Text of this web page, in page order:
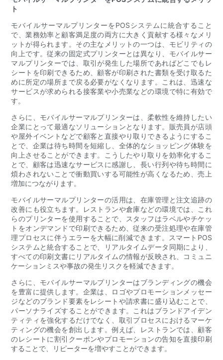
ト
モバイルサーマルプリンターをPOSシステムに統合すること
で、業務効率と顧客満足度の両方に大きく貢献する様々なメリ
ットが得られます。その主なメリットの一つは、モビリティの
向上です。従来の固定式プリンターとは異なり、モバイルサー
マルプリンターでは、取引が発生した場所であればどこでもレ
シートを印刷できるため、顧客が印刷された書類を受け取るた
めに所定の場所まで戻る必要がなくなります。これは、迅速な
サービスが求められる接客業や小売業などの環境で特に有効で
す。
さらに、モバイルサーマルプリンターは、柔軟性を維持したい
企業にとって最適なソリューションとなります。販売員が店頭
や屋外イベントなどで顧客と直接やり取りできるようにするこ
とで、企業は待ち時間を短縮し、全体的なショッピング体験を
向上させることができます。こうしたやり取りを効率化するこ
とで、顧客は迅速なサービスに感謝し、長い行列や待ち時間に
煩わされないことで衝動買いする可能性が高くなるため、売上
増加につながります。
モバイルサーマルプリンターの活用は、在庫管理と注文追跡の
改善にも役立ちます。レストランや倉庫などの環境では、これ
らのプリンターを使用することで、スタッフはラベルやチケッ
トをオンデマンドで印刷できるため、従来の受注処理や在庫管
理プロセスに伴うエラーを大幅に削減できます。スマートPOS
システムと統合することで、リアルタイムデータ同期により、
すべての印刷文書にリアルタイムの情報が反映され、コミュニ
ケーションミスや事故の発生リスクを軽減できます。
さらに、モバイルサーマルプリンターはブランディングの機会
を豊富に提供します。企業は、ロゴやプロモーションメッセー
ジなどのブランド要素をレシートや請求書に盛り込むことで、
パーソナライズすることができます。これはブランドアイデン
ティティを強化するだけでなく、取引プロセスにおけるマーケ
ティングの機会を創出します。例えば、レストランでは、顧客
のレシートに割引クーポンやプロモーションの告知を直接印刷
することで、リピーターを増やすことができます。